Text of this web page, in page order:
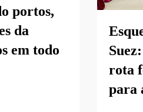
portos,
da
em todo
rota
para